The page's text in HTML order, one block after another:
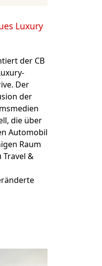
Luxury
der CB
Der
der
die über
Automobil
Raum
&